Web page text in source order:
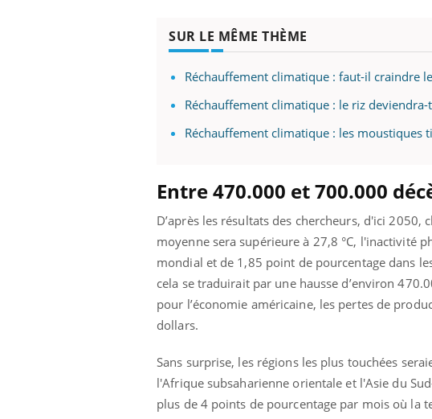
SUR LE MÊME THÈME
Réchauffement climatique : faut-il craindre
Réchauffement climatique : le riz
Réchauffement climatique : les moustiques
Entre 470.000 et 700.000
D’après les résultats des chercheurs, d'ici
moyenne sera supérieure à 27,8 °C, l'inactivité
mondial et de 1,85 point de pourcentage dans
cela se traduirait par une hausse d’environ
pour l’économie américaine, les pertes de
dollars.
Sans surprise, les régions les plus touchées
l'Afrique subsaharienne orientale et l'Asie du
plus de 4 points de pourcentage par mois où la